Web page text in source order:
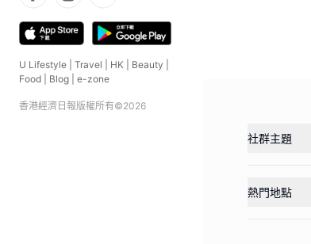
U Lifestyle Travel HK Beauty
Food
Blog e-zone
香港經濟日報版權所有©2026
社群主題
熱門地點